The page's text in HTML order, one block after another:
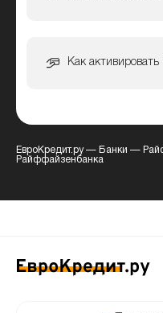
Как
ЕвроКредит.ру— Банки —
Райффайзенбанка